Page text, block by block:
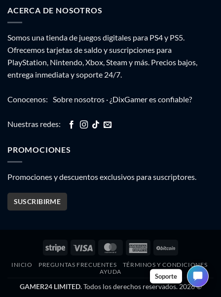
ACERCA DE NOSOTROS
Somos una tienda de juegos digitales para PS4 y PS5.
Ofrecemos tarjetas de saldo y suscripciones para
PlayStation, Nintendo, Xbox, Steam y más. Precios bajos,
entrega inmediata y soporte 24/7.
Conocenos: Sobre nosotros · ¿DixGamer es confiable?
Nuestras redes:
PROMOCIONES
Promociones y descuentos exclusivos para suscriptores.
SUSCRIBIRME
Stripe Visa MasterCardAmerican
INICIO PREGUNTAS FRECUENTES
TÉRMINOS Y CONDICIONES
AYUDA
GAMER24 LIMITED.Todos los derechos reservados. 2026 ©
Soporte